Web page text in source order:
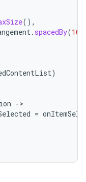
(),
. spacedBy(16.
)
-
=